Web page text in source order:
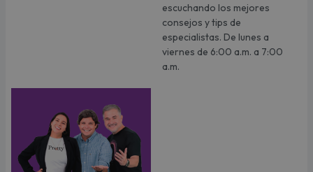
escuchando los mejores
consejos y tips de
especialistas. De lunes a
viernes de 6:00 a.m. a 7:00
a.m.